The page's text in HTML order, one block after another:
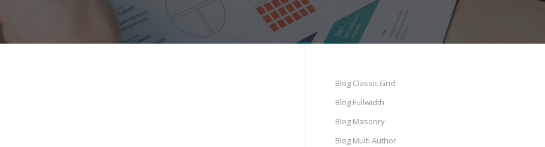
Blog Classic Grid
Blog Fullwidth
Blog Masonry
Blog Multi Author